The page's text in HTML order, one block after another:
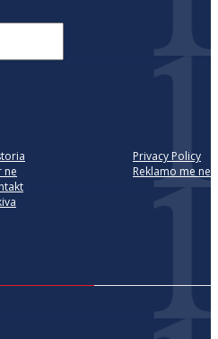
ne
Privacy Policy
Reklamo me ne